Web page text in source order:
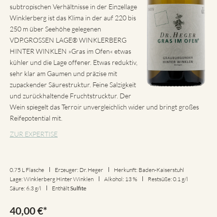
subtropischen Verhältnisse in der Einzellage
Winklerberg ist das Klima in der auf 220 bis
250 m über Seehöhe gelegenen
VDP.GROSSEN LAGE® WINKLERBERG
HINTER WINKLEN »Gras im Ofen« etwas
kühler und die Lage offener. Etwas reduktiv,
sehr klar am Gaumen und präzise mit
zupackender Säurestruktur. Feine Salzigkeit
und zurückhaltende Fruchtstrucktur. Der
Wein spiegelt das Terroir unvergleichlich wider und bringt großes
Reifepotential mit.
ZUR EXPERTISE
0.75 L Flasche Erzeuger: Dr. Heger
Herkunft: Baden-Kaiserstuhl
Lage: Winklerberg Hinter Winklen
Alkohol: 13 %
Restsüße: 0.1 g/l
Säure: 6.3 g/l
EnthältSulfite
40,00€*